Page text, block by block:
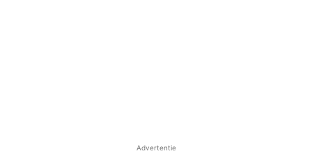
Advertentie